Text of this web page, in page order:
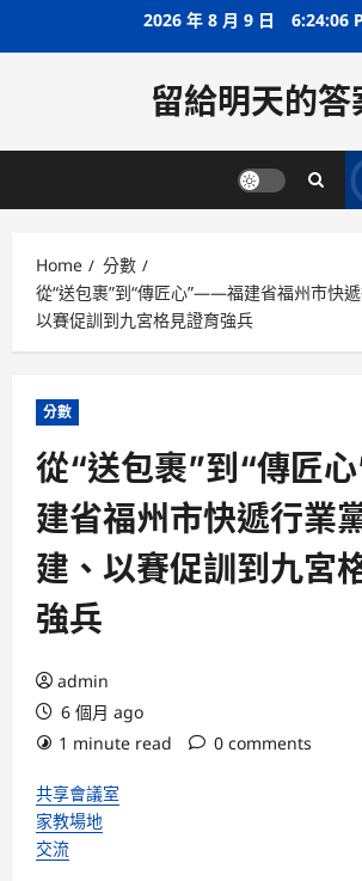
2026 年 8 月 9 日 6:24:07
留給明天的答
Home
分數
從“送包裹”到“傳匠心”——福建省福州市快
以賽促訓到九宮格見證育強兵
分數
從“送包裹”到“傳匠
建省福州市快遞行業
建、以賽促訓到九宮
強兵
admin
6 個月 ago
1 minute read
0 comments
共享會議室
家教場地
交流